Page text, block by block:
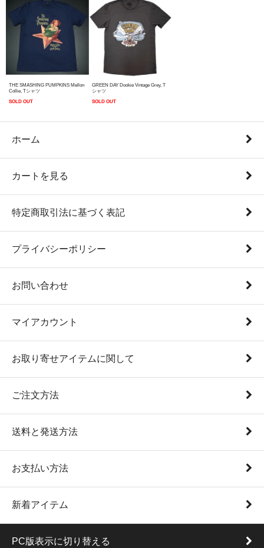
THE SMASHING PUMPKINS Mellon
Collie, Tシャツ
SOLD OUT
GREEN DAY Dookie Vintage Grey, T
シャツ
SOLD OUT
ホーム
カートを見る
特定商取引法に基づく表記
プライバシーポリシー
お問い合わせ
マイアカウント
お取り寄せアイテムに関して
ご注文方法
送料と発送方法
お支払い方法
新着アイテム
PC版表示に切り替える